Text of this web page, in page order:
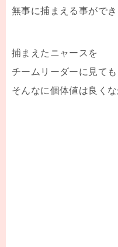
無事に捕まえる事ができ
捕まえたニャースを
チームリーダーに見ても
そんなに個体値は良くな